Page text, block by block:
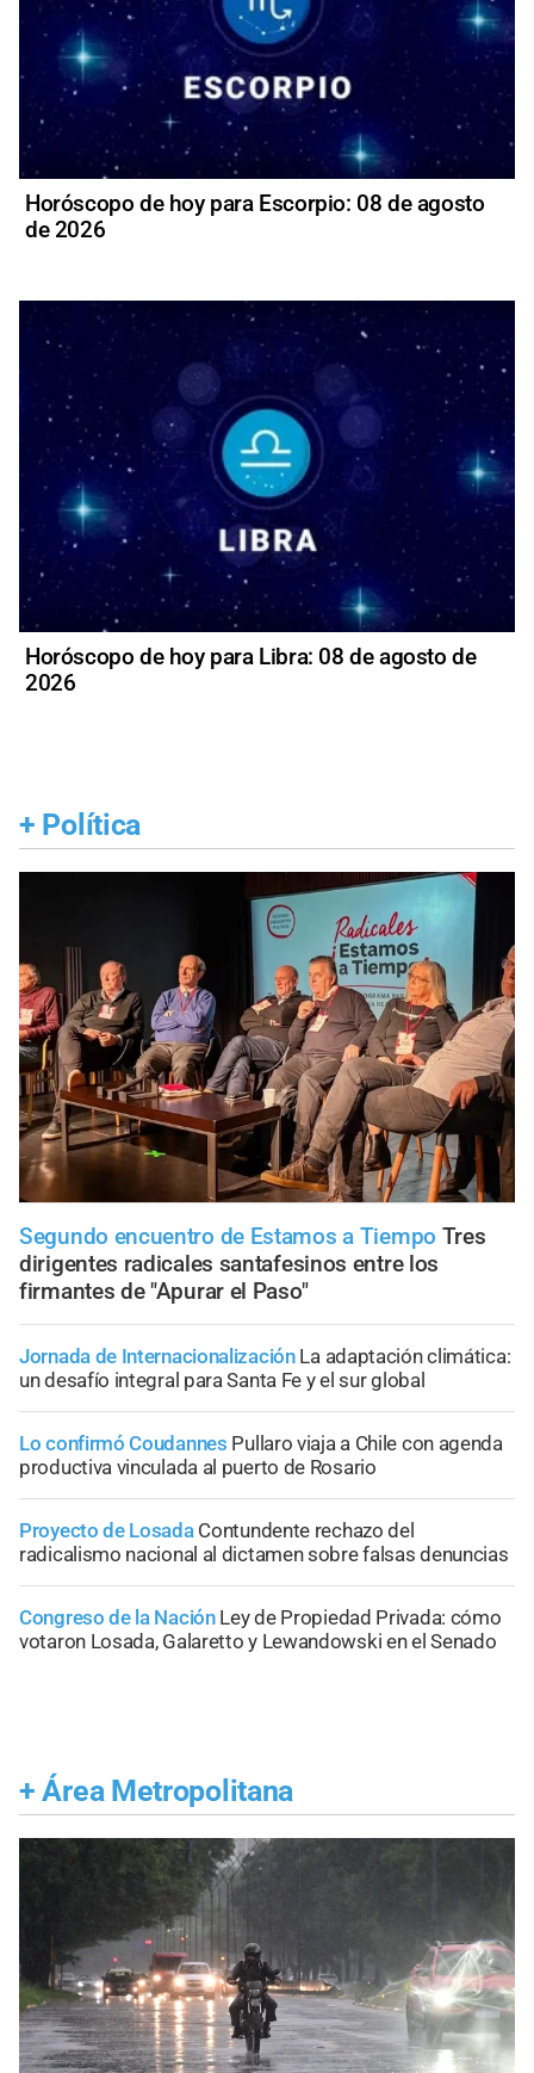
Horóscopo de hoy para Escorpio: 08 de agosto
de 2026
Horóscopo de hoy para Libra: 08 de agosto de
2026
+ Política
Segundo encuentro de Estamos a Tiempo Tres
dirigentes radicales santafesinos entre los
firmantes de "Apurar el Paso"
Jornada de Internacionalización La adaptación climática:
un desafío integral para Santa Fe y el sur global
Lo confirmó Coudannes Pullaro viaja a Chile con agenda
productiva vinculada al puerto de Rosario
Proyecto de Losada Contundente rechazo del
radicalismo nacional al dictamen sobre falsas denuncias
Congreso de la Nación Ley de Propiedad Privada: cómo
votaron Losada, Galaretto y Lewandowski en el Senado
+ Área Metropolitana